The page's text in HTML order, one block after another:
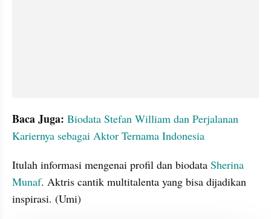
Baca Juga: Biodata Stefan William dan Perjalanan
Kariernya sebagai Aktor Ternama Indonesia
Itulah informasi mengenai profil dan biodata Sherina
Munaf. Aktris cantik multitalenta yang bisa dijadikan
inspirasi. (Umi)